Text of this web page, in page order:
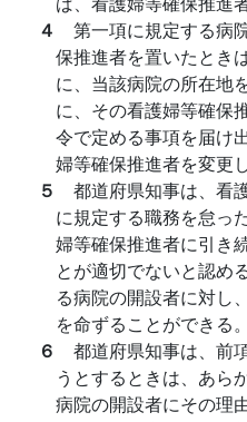
４ 第一項に規定する病
保推進者を置いたとき
に、当該病院の所在地
に、その看護婦等確保
令で定める事項を届け
婦等確保推進者を変更
５ 都道府県知事は、看
に規定する職務を怠っ
婦等確保推進者に引き
とが適切でないと認め
る病院の開設者に対し
を命ずることができる。
６ 都道府県知事は、前
うとするときは、あら
病院の開設者にその理